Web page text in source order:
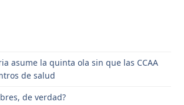
asume la quinta ola sin que las CCAA
de salud
de verdad?